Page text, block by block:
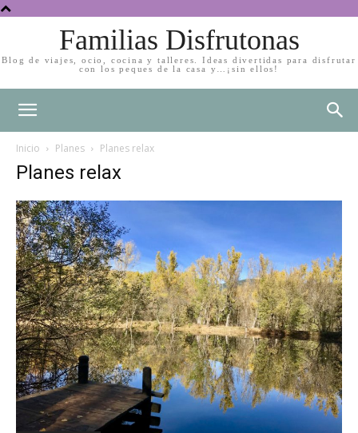
Familias Disfrutonas
Blog de viajes, ocio, cocina y talleres. Ideas divertidas para disfrutar
con los peques de la casa y…¡sin ellos!
Inicio Planes Planes relax
Planes relax